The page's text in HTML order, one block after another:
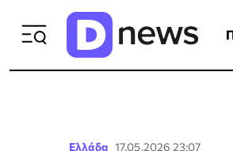
Ελλάδα 17.05.2026 23:07